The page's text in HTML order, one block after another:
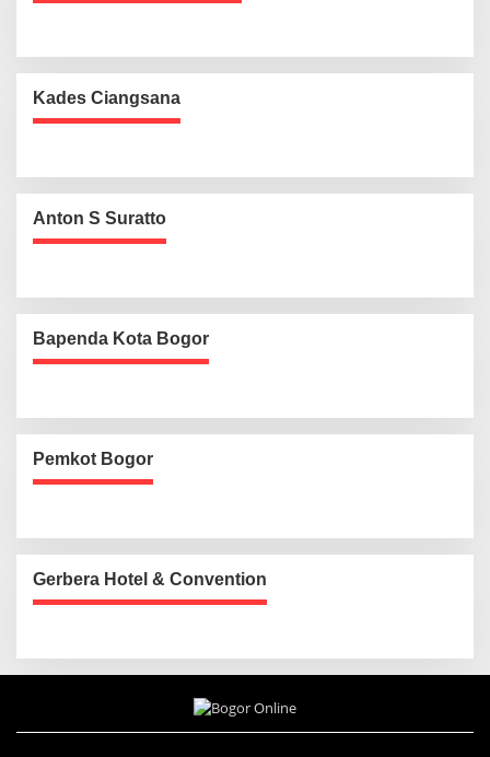
Kades Ciangsana
Anton S Suratto
Bapenda Kota Bogor
Pemkot Bogor
Gerbera Hotel & Convention